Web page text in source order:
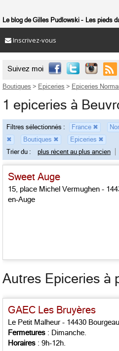
Le blog de Gilles Pudlowski Les pieds
Inscrivez-vous
Suivez moi 
Boutiques > Epiceries > Epiceries
1 epiceries à
Filtres sélectionnés : France ✖
✖
Boutiques ✖ Epiceries ✖
Trier du :
plus récent au plus ancien
Sweet Auge
15, place Michel Vermughen -
en-Auge
Autres Epiceries à
GAEC Les Bruyères
Le Petit Malheur - 14430
Fermetures : Dimanche.
Horaires : 9h-12h.